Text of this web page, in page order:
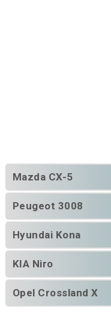
Mazda CX-5
Peugeot 3008
Hyundai Kona
KIA Niro
Opel Crossland X